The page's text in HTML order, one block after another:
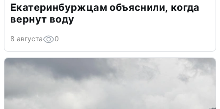
Екатеринбуржцам объяснили, когда
вернут воду
8 августа 0